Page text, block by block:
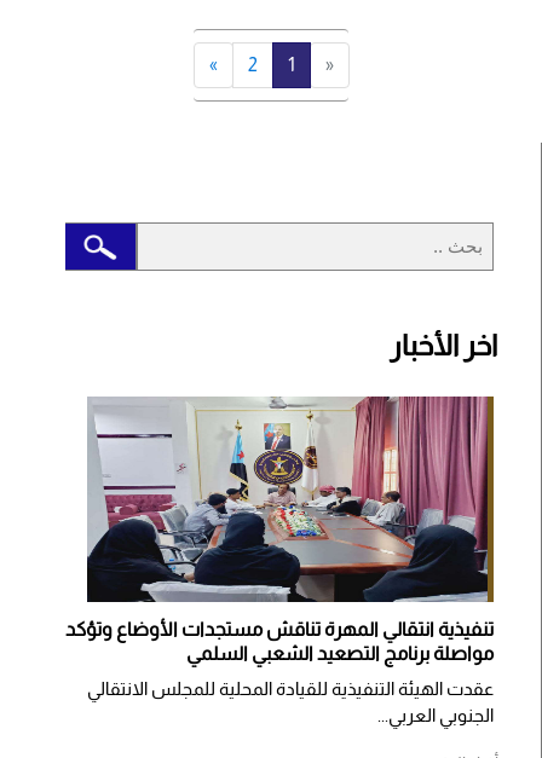
«
1
2
»
اخر الأخبار
تنفيذية انتقالي المهرة تناقش مستجدات الأوضاع وتؤكد
مواصلة برنامج التصعيد الشعبي السلمي
عقدت الهيئة التنفيذية للقيادة المحلية للمجلس الانتقالي
الجنوبي العربي...